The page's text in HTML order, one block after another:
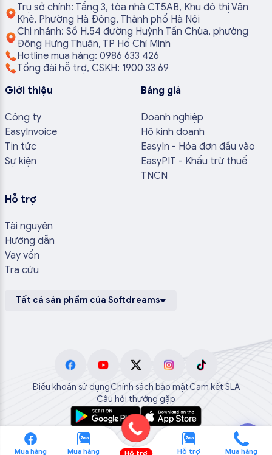
Trụ sở chính: Tầng 3, tòa nhà CT5AB, Khu đô thị Văn
Khê, Phường Hà Đông, Thành phố Hà Nội
Chi nhánh: Số H.54 đường Huỳnh Tấn Chùa, phường
Đông Hưng Thuận, TP Hồ Chí Minh
Hotline mua hàng: 0986 633 426
Tổng đài hỗ trợ, CSKH: 1900 33 69
Giới thiệu
Công ty
EasyInvoice
Tin tức
Sự kiện
Bảng giá
Doanh nghiệp
Hộ kinh doanh
EasyIn - Hóa đơn đầu vào
EasyPIT - Khấu trừ thuế
TNCN
Hỗ trợ
Tài nguyên
Hướng dẫn
Vay vốn
Tra cứu
Tất cả sản phẩm của Softdreams
Điều khoản sử dụngChính sách bảo mậtCam kết SLA
Câu hỏi thường gặp
Mua hàng Mua hàng Hỗ trợ Hỗ trợ Mua hàng
💬